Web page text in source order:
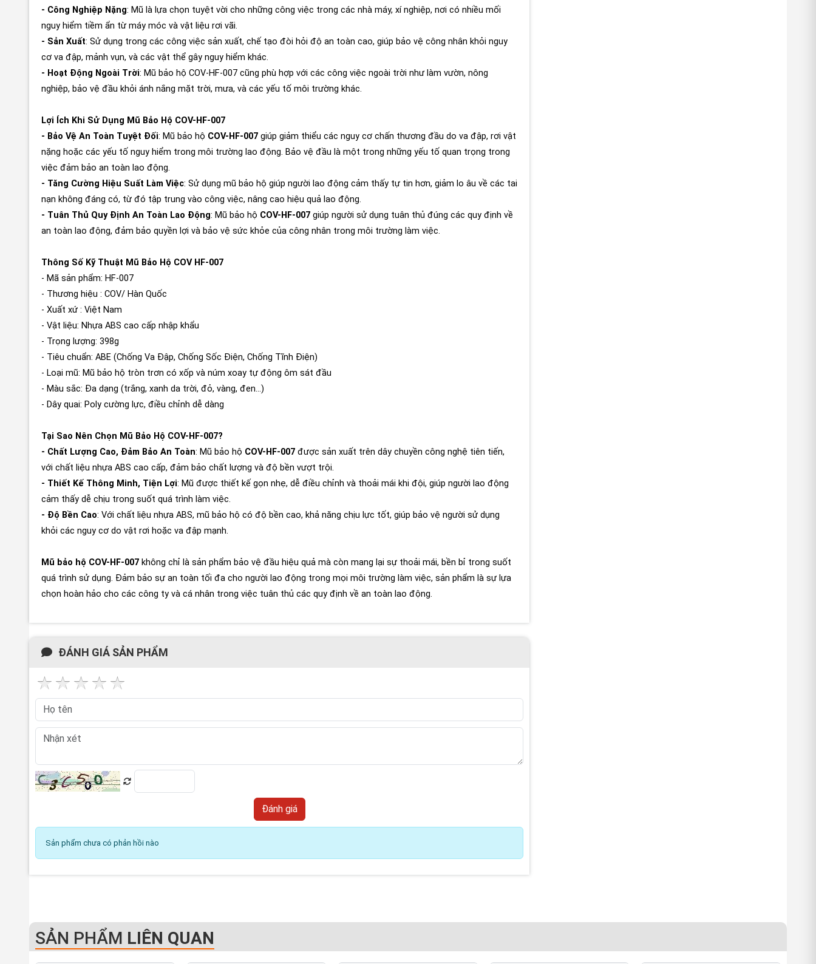
- Công Nghiệp Nặng: Mũ là lựa chọn tuyệt vời cho những công việc trong các nhà máy, xí nghiệp, nơi có nhiều mối
nguy hiểm tiềm ẩn từ máy móc và vật liệu rơi vãi.
- Sản Xuất: Sử dụng trong các công việc sản xuất, chế tạo đòi hỏi độ an toàn cao, giúp bảo vệ công nhân khỏi nguy
cơ va đập, mảnh vụn, và các vật thể gây nguy hiểm khác.
- Hoạt Động Ngoài Trời: Mũ bảo hộ COV-HF-007 cũng phù hợp với các công việc ngoài trời như làm vườn, nông
nghiệp, bảo vệ đầu khỏi ánh nắng mặt trời, mưa, và các yếu tố môi trường khác.
Lợi Ích Khi Sử Dụng Mũ Bảo Hộ COV-HF-007
- Bảo Vệ An Toàn Tuyệt Đối: Mũ bảo hộ COV-HF-007 giúp giảm thiểu các nguy cơ chấn thương đầu do va đập, rơi vật
nặng hoặc các yếu tố nguy hiểm trong môi trường lao động. Bảo vệ đầu là một trong những yếu tố quan trọng trong
việc đảm bảo an toàn lao động.
- Tăng Cường Hiệu Suất Làm Việc: Sử dụng mũ bảo hộ giúp người lao động cảm thấy tự tin hơn, giảm lo âu về các tai
nạn không đáng có, từ đó tập trung vào công việc, nâng cao hiệu quả lao động.
- Tuân Thủ Quy Định An Toàn Lao Động: Mũ bảo hộ COV-HF-007 giúp người sử dụng tuân thủ đúng các quy định về
an toàn lao động, đảm bảo quyền lợi và bảo vệ sức khỏe của công nhân trong môi trường làm việc.
Thông Số Kỹ Thuật Mũ Bảo Hộ COV HF-007
- Mã sản phẩm: HF-007
- Thương hiệu : COV/ Hàn Quốc
- Xuất xứ : Việt Nam
- Vật liệu: Nhựa ABS cao cấp nhập khẩu
- Trọng lượng: 398g
- Tiêu chuẩn: ABE (Chống Va Đập, Chống Sốc Điện, Chống Tĩnh Điện)
- Loại mũ: Mũ bảo hộ tròn trơn có xốp và núm xoay tự động ôm sát đầu
- Màu sắc: Đa dạng (trắng, xanh da trời, đỏ, vàng, đen…)
- Dây quai: Poly cường lực, điều chỉnh dễ dàng
Tại Sao Nên Chọn Mũ Bảo Hộ COV-HF-007?
- Chất Lượng Cao, Đảm Bảo An Toàn: Mũ bảo hộ COV-HF-007 được sản xuất trên dây chuyền công nghệ tiên tiến,
với chất liệu nhựa ABS cao cấp, đảm bảo chất lượng và độ bền vượt trội.
- Thiết Kế Thông Minh, Tiện Lợi: Mũ được thiết kế gọn nhẹ, dễ điều chỉnh và thoải mái khi đội, giúp người lao động
cảm thấy dễ chịu trong suốt quá trình làm việc.
- Độ Bền Cao: Với chất liệu nhựa ABS, mũ bảo hộ có độ bền cao, khả năng chịu lực tốt, giúp bảo vệ người sử dụng
khỏi các nguy cơ do vật rơi hoặc va đập mạnh.
Mũ bảo hộ COV-HF-007 không chỉ là sản phẩm bảo vệ đầu hiệu quả mà còn mang lại sự thoải mái, bền bỉ trong suốt
quá trình sử dụng. Đảm bảo sự an toàn tối đa cho người lao động trong mọi môi trường làm việc, sản phẩm là sự lựa
chọn hoàn hảo cho các công ty và cá nhân trong việc tuân thủ các quy định về an toàn lao động.
ĐÁNH GIÁ SẢN PHẨM
Sản phẩm chưa có phản hồi nào
SẢN PHẨM LIÊN QUAN